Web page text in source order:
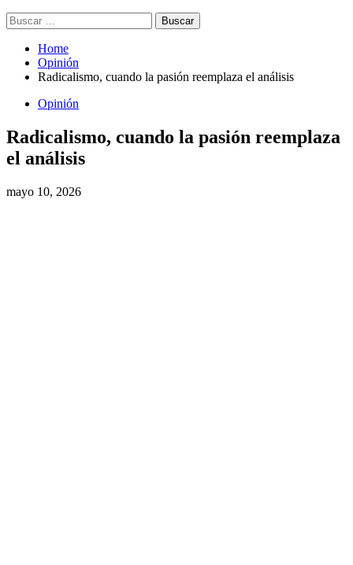
Buscar:
Home
Opinión
Radicalismo, cuando la pasión reemplaza el análisis
Opinión
Radicalismo, cuando la pasión reemplaza
el análisis
mayo 10, 2026